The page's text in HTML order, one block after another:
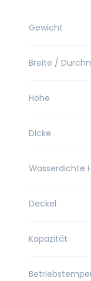
Gewicht
Breite /
Höhe
Dicke
Wasserdichte
Deckel
Kapazität